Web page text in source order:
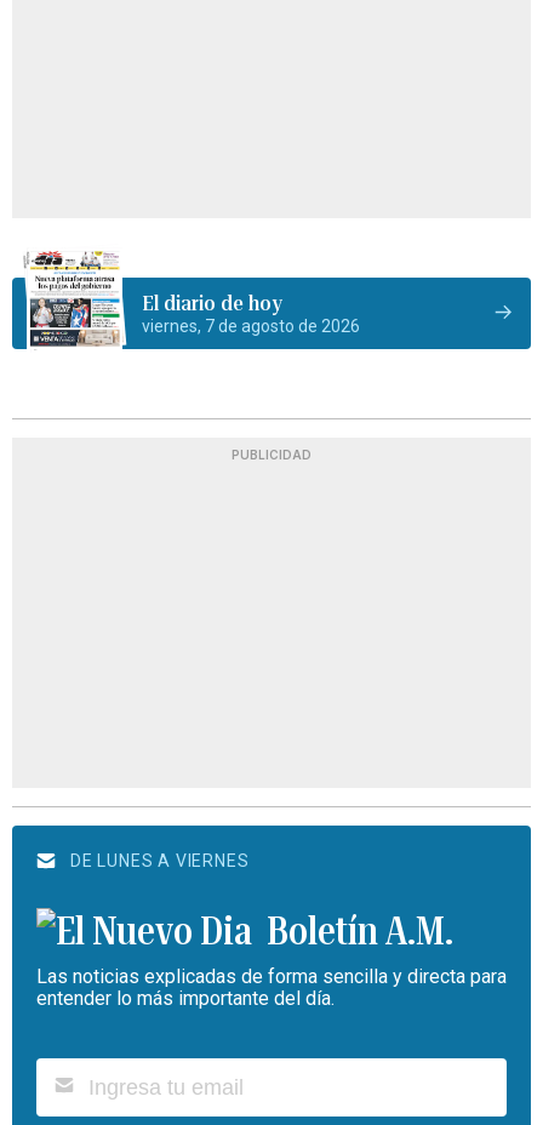
El diario de hoy
viernes, 7 de agosto de 2026
PUBLICIDAD
DE LUNES A VIERNES
Boletín A.M.
Las noticias explicadas de forma sencilla y directa para
entender lo más importante del día.